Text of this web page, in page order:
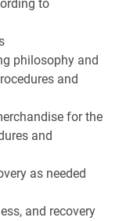
to
philosophy and
and
for the
and
as needed
and recovery